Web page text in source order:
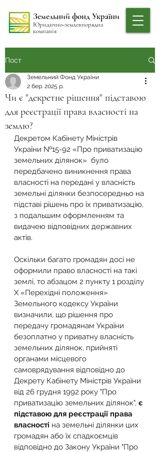
Земельний фонд України
Юридично-землевпорядна
компанія
Пост
Чи є "декретне рішення" підставою
для реєстрації права власності на
землю?
Земельний Фонд України
2 бер. 2025 р.
Декретом Кабінету Міністрів
України №15-92 «Про приватизацію
земельних ділянок»  було
передбачено виникнення права
власності на передані у власність
земельні ділянки безпосередньо на
підставі рішень про їх приватизацію,
з подальшим оформленням та
видачею відповідних державних
актів.
Оскільки багато громадян досі не
оформили право власності на такі
землі, то абзацом 2 пункту 1 розділу
Х «Перехідні положення»
Земельного кодексу України
визначили, що рішення про
передачу громадянам України
безоплатно у приватну власність
земельних ділянок, прийняті
органами місцевого
самоврядування відповідно до
Декрету Кабінету Міністрів України
від 26 грудня 1992 року "Про
приватизацію земельних ділянок", є
підставою для реєстрації права
власності на земельні ділянки цих
громадян або їх спадкоємців
відповідно до Закону України "Про